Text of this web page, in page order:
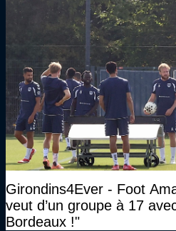
Girondins4Ever - Foot
veut d’un groupe à 17
Bordeaux !"